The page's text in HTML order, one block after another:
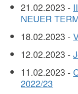
21.02.2023 -
NEUER
18.02.2023 -
12.02.2023 -
11.02.2023 -
2022/23